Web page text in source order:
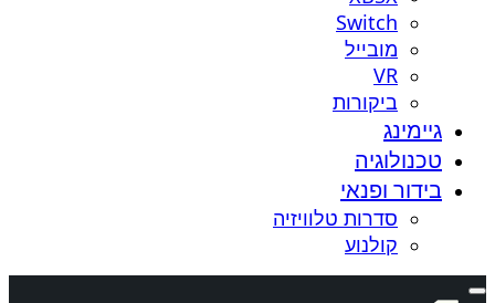
Switch
מובייל
VR
ביקורות
גיימינג
טכנולוגיה
בידור ופנאי
סדרות טלוויזיה
קולנוע